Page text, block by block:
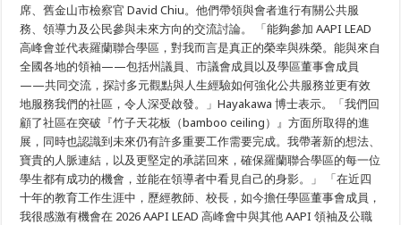
國
AAPI
高
峰
會，
與
政
府
領
域
中
的
亞
裔
美
席、舊金山市檢察官 David Chiu。他們帶領與會者進行有關公共服
務、領導力及公民參與未來方向的交流討論。 「能夠參加 AAPI LEAD
高峰會並代表羅蘭聯合學區，對我而言是真正的榮幸與殊榮。能與來自
全國各地的領袖——包括州議員、市議會成員以及學區董事會成員
——共同交流，探討多元觀點與人生經驗如何強化公共服務並更有效
地服務我們的社區，令人深受啟發。」Hayakawa 博士表示。「我們回
顧了社區在突破『竹子天花板（bamboo ceiling）』方面所取得的進
展，同時也認識到未來仍有許多重要工作需要完成。我帶著新的想法、
寶貴的人脈連結，以及更堅定的承諾回來，確保羅蘭聯合學區的每一位
學生都有成功的機會，並能在領導者中看見自己的身影。」 「在近四
十年的教育工作生涯中，歷經教師、校長，如今擔任學區董事會成員，
我很感激有機會在 2026 AAPI LEAD 高峰會中與其他 AAPI 領袖及公職